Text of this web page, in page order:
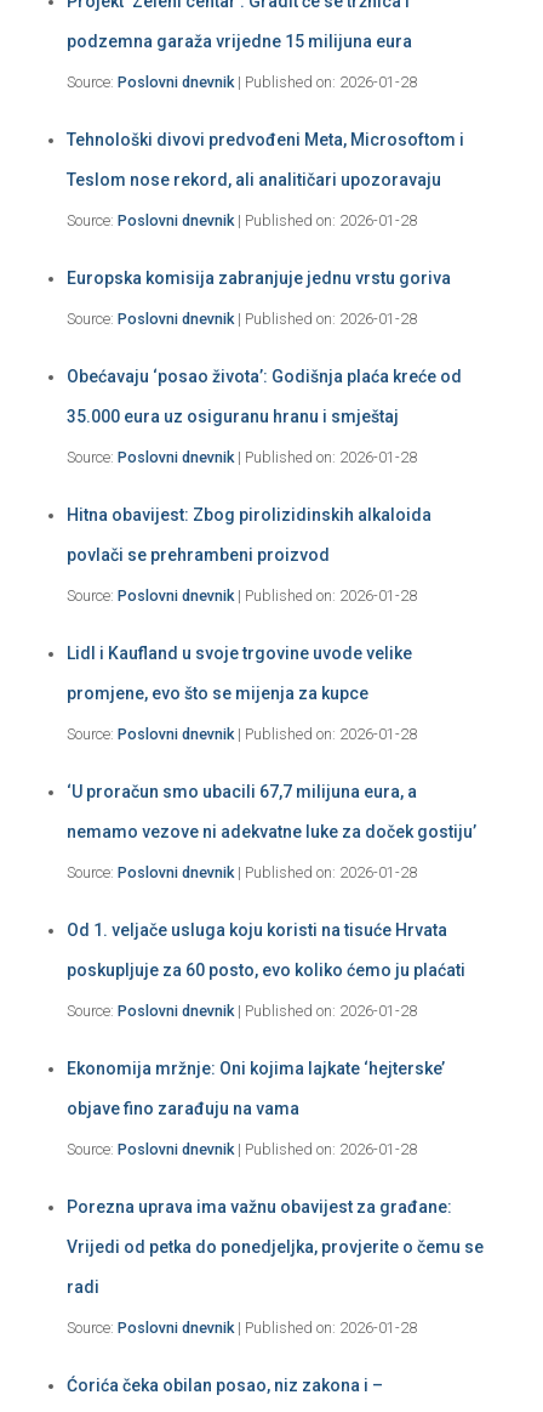
podzemna garaža vrijedne 15 milijuna eura
Source: Poslovni dnevnik Published on: 2026-01-28
Tehnološki divovi predvođeni Meta, Microsoftom i
Teslom nose rekord, ali analitičari upozoravaju
Source: Poslovni dnevnik Published on: 2026-01-28
Europska komisija zabranjuje jednu vrstu goriva
Source: Poslovni dnevnik Published on: 2026-01-28
Obećavaju ‘posao života’: Godišnja plaća kreće od
35.000 eura uz osiguranu hranu i smještaj
Source: Poslovni dnevnik Published on: 2026-01-28
Hitna obavijest: Zbog pirolizidinskih alkaloida
povlači se prehrambeni proizvod
Source: Poslovni dnevnik Published on: 2026-01-28
Lidl i Kaufland u svoje trgovine uvode velike
promjene, evo što se mijenja za kupce
Source: Poslovni dnevnik Published on: 2026-01-28
‘U proračun smo ubacili 67,7 milijuna eura, a
nemamo vezove ni adekvatne luke za doček gostiju’
Source: Poslovni dnevnik Published on: 2026-01-28
Od 1. veljače usluga koju koristi na tisuće Hrvata
poskupljuje za 60 posto, evo koliko ćemo ju plaćati
Source: Poslovni dnevnik Published on: 2026-01-28
Ekonomija mržnje: Oni kojima lajkate ‘hejterske’
objave fino zarađuju na vama
Source: Poslovni dnevnik Published on: 2026-01-28
Porezna uprava ima važnu obavijest za građane:
Vrijedi od petka do ponedjeljka, provjerite o čemu se
radi
Source: Poslovni dnevnik Published on: 2026-01-28
Ćorića čeka obilan posao, niz zakona i –